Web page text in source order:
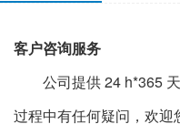
客户咨询服务
公司提供 24 h*365 天
过程中有任何疑问，欢